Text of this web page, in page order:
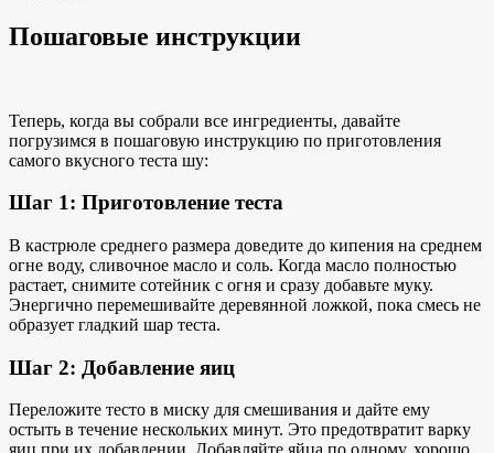
Пошаговые инструкции
Теперь, когда вы собрали все ингредиенты, давайте
погрузимся в пошаговую инструкцию по приготовления
самого вкусного теста шу:
Шаг 1: Приготовление теста
В кастрюле среднего размера доведите до кипения на среднем
огне воду, сливочное масло и соль. Когда масло полностью
растает, снимите сотейник с огня и сразу добавьте муку.
Энергично перемешивайте деревянной ложкой, пока смесь не
образует гладкий шар теста.
Шаг 2: Добавление яиц
Переложите тесто в миску для смешивания и дайте ему
остыть в течение нескольких минут. Это предотвратит варку